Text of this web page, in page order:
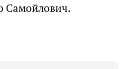
Самойлович.